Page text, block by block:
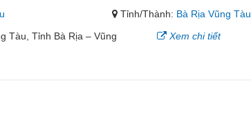
Tỉnh/Thành: Bà Rịa Vũng Tàu
Tàu, Tỉnh Bà Rịa – Vũng
Xem chi tiết